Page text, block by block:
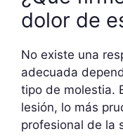
dolor de
No existe una
adecuada
tipo de molestia.
lesión, lo más
profesional de la